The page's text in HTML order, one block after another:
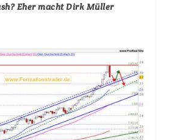
Eher macht Dirk Müller